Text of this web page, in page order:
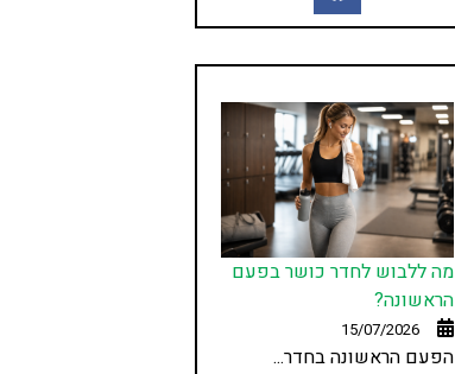
מה ללבוש לחדר כושר בפעם
הראשונה?
15/07/2026
הפעם הראשונה בחדר...